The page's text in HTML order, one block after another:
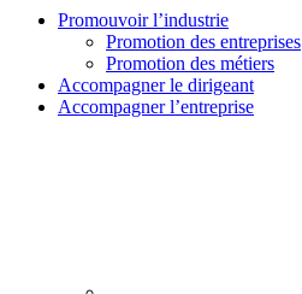
Promouvoir l’industrie
Promotion des entreprises
Promotion des métiers
Accompagner le dirigeant
Accompagner l’entreprise